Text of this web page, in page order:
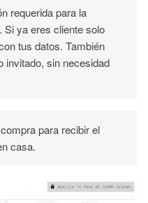
requerida para la
ya eres cliente solo
tus datos. También
invitado, sin necesidad
para recibir el
casa.